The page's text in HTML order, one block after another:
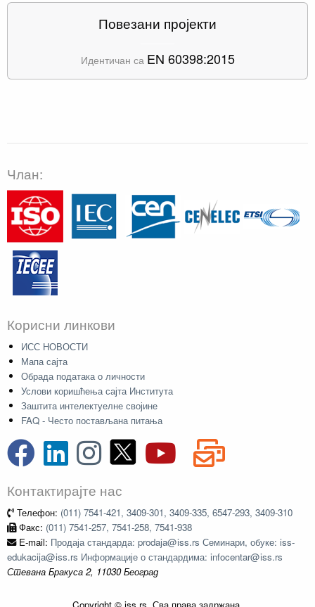
Повезани пројекти
Идентичан са EN 60398:2015
Члан:
Корисни линкови
ИСС НОВОСТИ
Мапа сајта
Обрада података о личности
Услови коришћења сајта Института
Заштита интелектуелне својине
FAQ - Често постављана питања
Контактирајте нас
Телефон: (011) 7541-421, 3409-301, 3409-335, 6547-293, 3409-310
Факс: (011) 7541-257, 7541-258, 7541-938
E-mail: Продаја стандарда: prodaja@iss.rs Семинари, обуке: iss-
edukacija@iss.rs Информације о стандардима: infocentar@iss.rs
Стевана Бракуса 2, 11030 Београд